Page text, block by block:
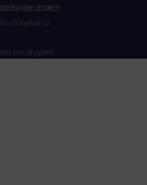
von Shoptet
ändern
byShoptak.cz